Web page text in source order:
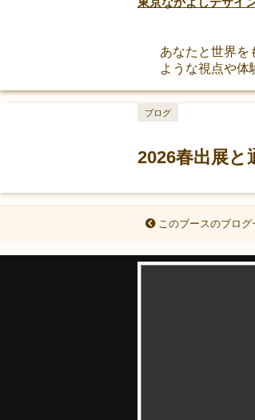
あなたと世界を
ような視点や体
2026春出展
ブログ
このブースのブロ